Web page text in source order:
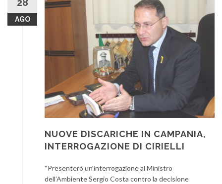
AGO
NUOVE DISCARICHE IN CAMPANIA,
INTERROGAZIONE DI CIRIELLI
“Presenterò un’interrogazione al Ministro
dell’Ambiente Sergio Costa contro la decisione